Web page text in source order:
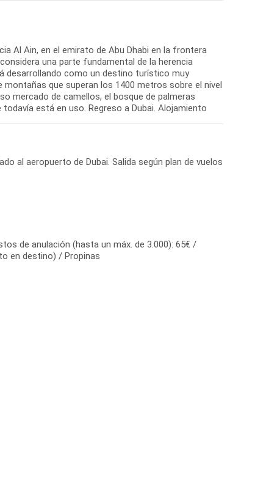
Al Ain, en el emirato de Abu Dhabi en la frontera
una parte fundamental de la herencia
desarrollando como un destino turístico muy
que superan los 1400 metros sobre el nivel
mercado de camellos, el bosque de palmeras
está en uso. Regreso a Dubai. Alojamiento
al aeropuerto de Dubai. Salida según plan de vuelos
de anulación (hasta un máx. de 3.000): 65€ /
en destino) / Propinas